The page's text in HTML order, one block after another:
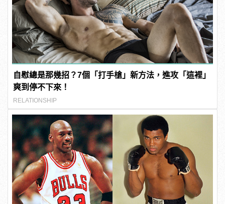
自慰總是那幾招？7個「打手槍」新方法，進攻「這裡」
爽到停不下來！
RELATIONSHIP